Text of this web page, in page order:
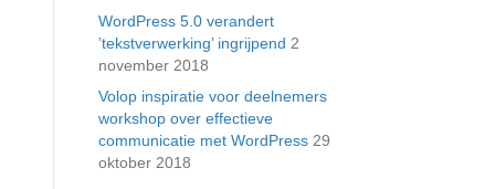
WordPress 5.0 verandert
’tekstverwerking’ ingrijpend 2
november 2018
Volop inspiratie voor deelnemers
workshop over effectieve
communicatie met WordPress 29
oktober 2018